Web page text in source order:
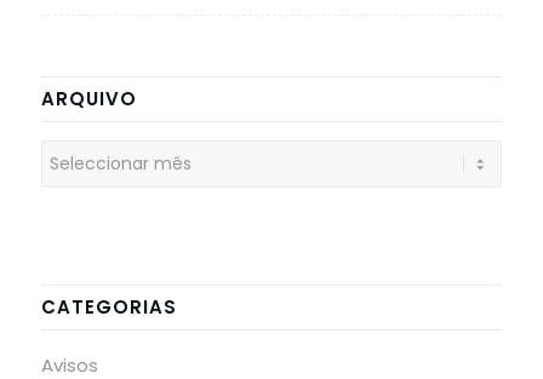
ARQUIVO
CATEGORIAS
Avisos